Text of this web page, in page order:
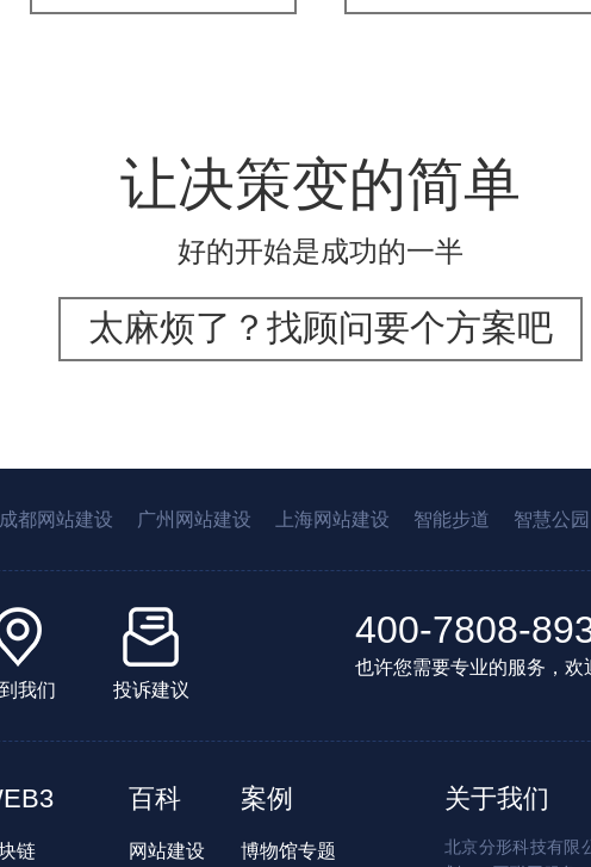
让决策变的简单
好的开始是成功的一半
太麻烦了？找顾问要个方案吧
成都网站建设 广州网站建设 上海网站建设 智能步道 智慧公园
我们 投诉建议
400-7808-
也许您需要专业的服务，欢
链
百科
网站建设
案例
博物馆专题
关于我们
北京分形科技有限